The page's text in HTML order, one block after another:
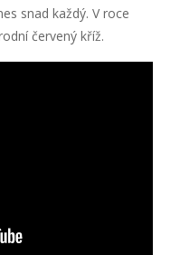
snad každý. V roce
červený kříž.